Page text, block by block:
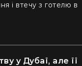
і втечу з готелю в
у Дубаї, але її